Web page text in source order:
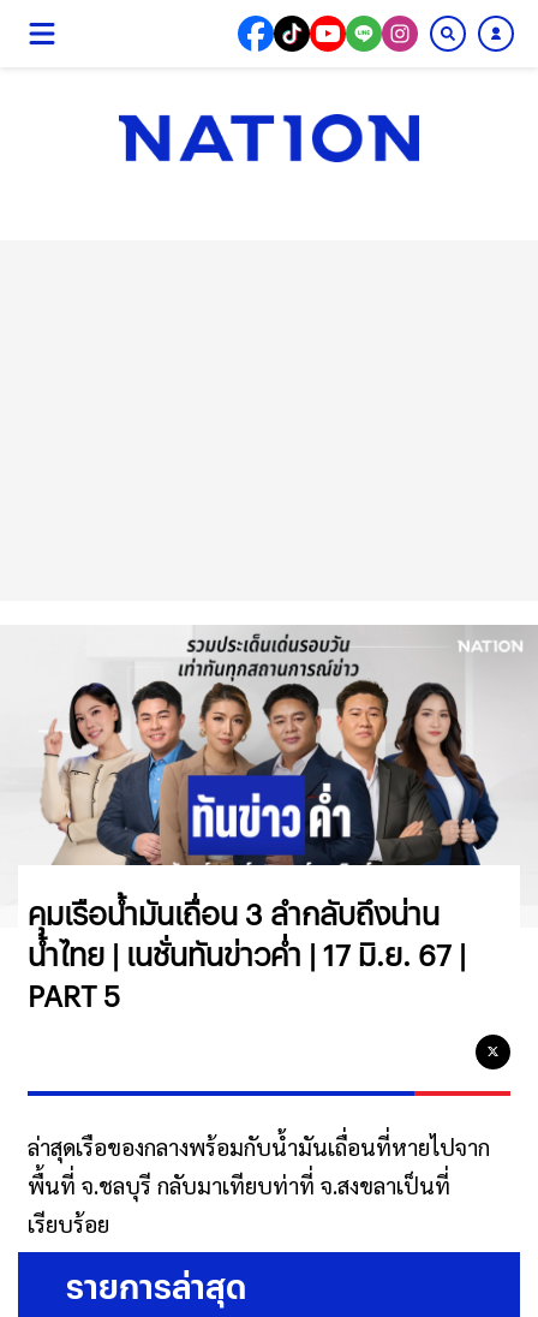
คุมเรือน้ำมันเถื่อน 3 ลำกลับถึงน่าน
น้ำไทย | เนชั่นทันข่าวค่ำ | 17 มิ.ย. 67 |
PART 5
ล่าสุดเรือของกลางพร้อมกับน้ำมันเถื่อนที่หายไปจาก
พื้นที่ จ.ชลบุรี กลับมาเทียบท่าที่ จ.สงขลาเป็นที่
เรียบร้อย
รายการล่าสุด